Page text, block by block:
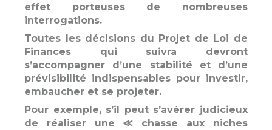
effet porteuses de nombreuses
interrogations.
Toutes les décisions du Projet de Loi de
Finances qui suivra devront
s’accompagner d’une stabilité et d’une
prévisibilité indispensables pour investir,
embaucher et se projeter.
Pour exemple, s’il peut s’avérer judicieux
de réaliser une ≪ chasse aux niches